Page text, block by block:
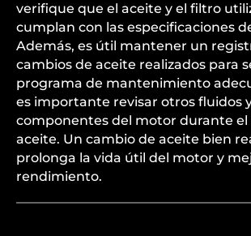
verifique que el aceite y el filtro
cumplan con las especificaciones
Además, es útil mantener un
cambios de aceite realizados para
programa de mantenimiento
es importante revisar otros fluidos
componentes del motor durante el
aceite. Un cambio de aceite bien
prolonga la vida útil del motor y
rendimiento.